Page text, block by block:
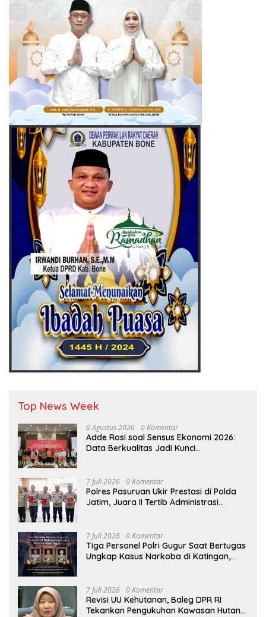
Top News Week
6 Agustus 2026 0 Komentar
Adde Rosi soal Sensus Ekonomi 2026:
Data Berkualitas Jadi Kunci
7 Juli 2026 0 Komentar
Polres Pasuruan Ukir Prestasi di Polda
Jatim, Juara II Tertib Administrasi
7 Juli 2026 0 Komentar
Tiga Personel Polri Gugur Saat Bertugas
Ungkap Kasus Narkoba di Katingan,
7 Juli 2026 0 Komentar
Revisi UU Kehutanan, Baleg DPR RI
Tekankan Pengukuhan Kawasan Hutan